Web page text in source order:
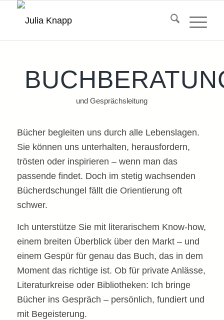
und Gesprächsleitung
Bücher begleiten uns durch alle Lebenslagen.
Sie können uns unterhalten, herausfordern,
trösten oder inspirieren – wenn man das
passende findet. Doch im stetig wachsenden
Bücherdschungel fällt die Orientierung oft
schwer.
Ich unterstütze Sie mit literarischem Know-how,
einem breiten Überblick über den Markt – und
einem Gespür für genau das Buch, das in dem
Moment das richtige ist. Ob für private Anlässe,
Literaturkreise oder Bibliotheken: Ich bringe
Bücher ins Gespräch – persönlich, fundiert und
mit Begeisterung.